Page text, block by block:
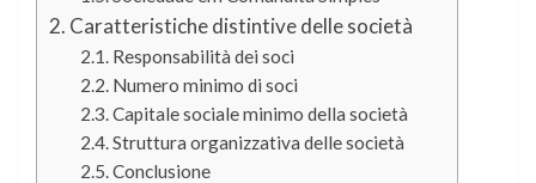
Caratteristiche distintive delle società
Responsabilità dei soci
Numero minimo di soci
Capitale sociale minimo della società
Struttura organizzativa delle società
Conclusione